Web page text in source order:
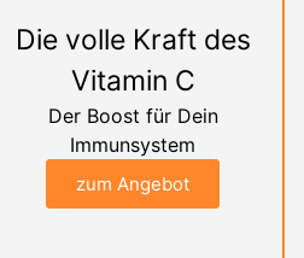
Die volle Kraft des
Vitamin C
Der Boost für Dein
Immunsystem
zum Angebot